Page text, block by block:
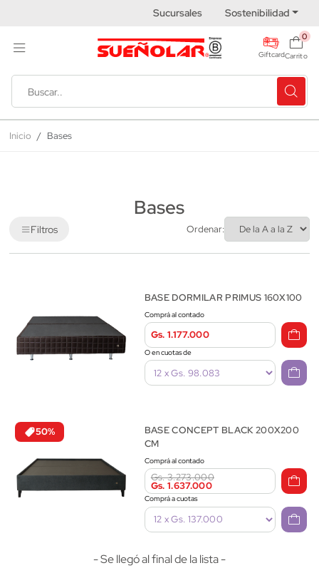
Sucursales Sostenibilidad
Giftcard
0
Carrito
Inicio Bases
Bases
Filtros Ordenar:
BASE DORMILAR PRIMUS 160X100
Comprá al contado
Gs. 1.177.000
O en cuotas de
50%
BASE CONCEPT BLACK 200X200
CM
Comprá al contado
Gs. 3.273.000
Gs. 1.637.000
Comprá a cuotas
- Se llegó al final de la lista -